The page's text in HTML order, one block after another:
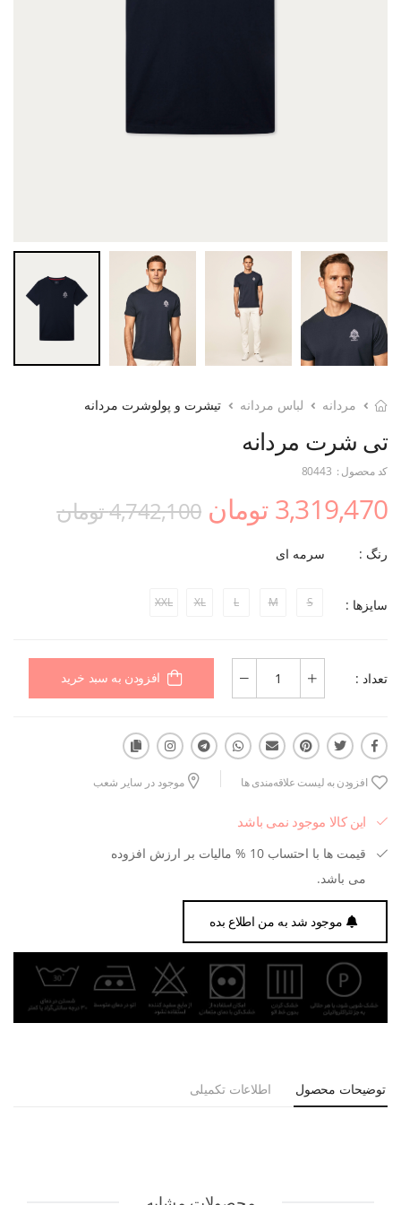
مردانه لباس مردانه تیشرت و پولوشرت مردانه
تی شرت مردانه
کد محصول : 80443
3,319,470 تومان 4,742,100 تومان
رنگ : سرمه ای
سایزها : S
M
L
XL
XXL
تعداد : افزودن به سبد خرید
افزودن به لیست علاقه‌مندی ها موجود در سایر شعب
این کالا موجود نمی باشد
قیمت ها با احتساب 10 % مالیات بر ارزش افزوده
می باشد.
موجود شد به من اطلاع بده
توضیحات محصول اطلاعات تکمیلی